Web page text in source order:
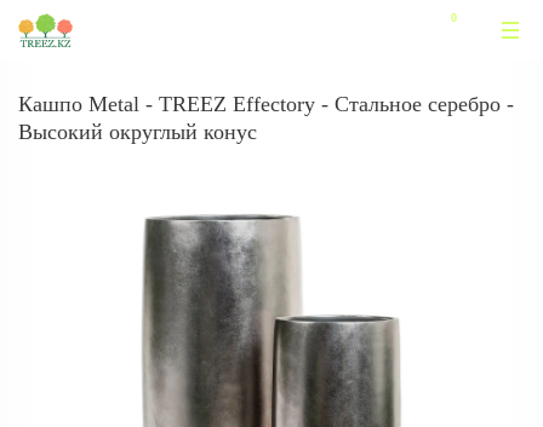
Кашпо Metal - TREEZ Effectory - Стальное серебро -
Высокий округлый конус